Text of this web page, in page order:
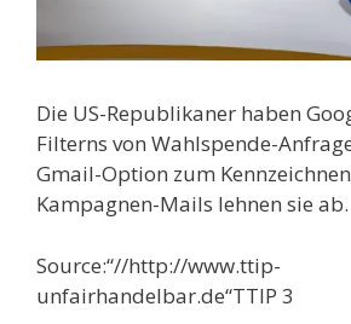
Die US-Republikaner haben
Filterns von Wahlspende-
Gmail-Option zum
Kampagnen-Mails lehnen sie ab.
Source:“//http://www.ttip-
unfairhandelbar.de“TTIP 3